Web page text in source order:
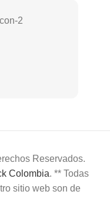
Reservados.
Colombia. ** Todas
sitio web son de